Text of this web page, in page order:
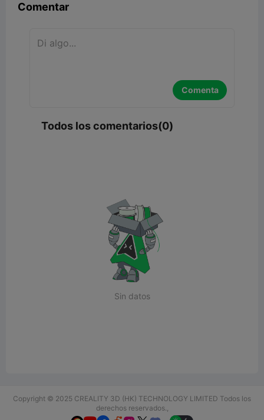
Comentar
Comenta
Todos los comentarios(0)
Sin datos
Copyright © 2025 CREALITY 3D (HK) TECHNOLOGY LIMITED Todos los
derechos reservados.,